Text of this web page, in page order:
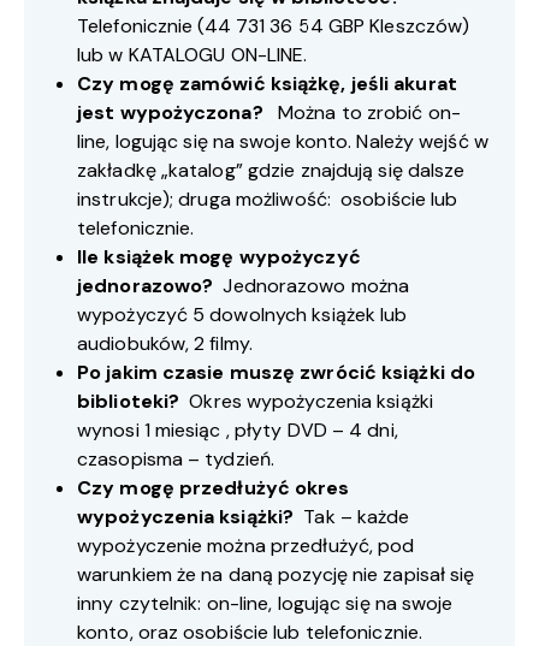
Telefonicznie (44 731 36 54 GBP Kleszczów)
lub w KATALOGU ON-LINE.
Czy mogę zamówić książkę, jeśli akurat
jest wypożyczona?
Można to zrobić on-
line, logując się na swoje konto. Należy wejść w
zakładkę „katalog” gdzie znajdują się dalsze
instrukcje); druga możliwość: osobiście lub
telefonicznie.
Ile książek mogę wypożyczyć
jednorazowo?Jednorazowo można
wypożyczyć 5 dowolnych książek lub
audiobuków, 2 filmy.
Po jakim czasie muszę zwrócić książki do
biblioteki? Okres wypożyczenia książki
wynosi 1 miesiąc , płyty DVD – 4 dni,
czasopisma – tydzień.
Czy mogę przedłużyć okres
wypożyczenia książki? Tak – każde
wypożyczenie można przedłużyć, pod
warunkiem że na daną pozycję nie zapisał się
inny czytelnik: on-line, logując się na swoje
konto, oraz osobiście lub telefonicznie.